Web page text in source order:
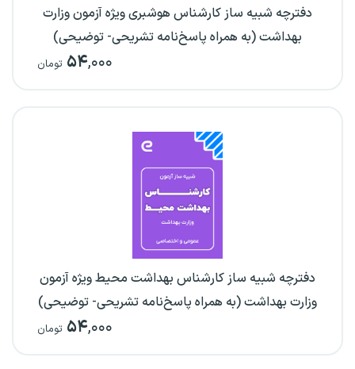
دفترچه شبیه ساز کارشناس هوشبری ویژه آزمون وزارت
بهداشت (به همراه پاسخ‌نامه تشریحی- توضیحی)
۵۴,۰۰۰ تومان
دفترچه شبیه ساز کارشناس بهداشت محیط ویژه آزمون
وزارت بهداشت (به همراه پاسخ‌نامه تشریحی- توضیحی)
۵۴,۰۰۰ تومان